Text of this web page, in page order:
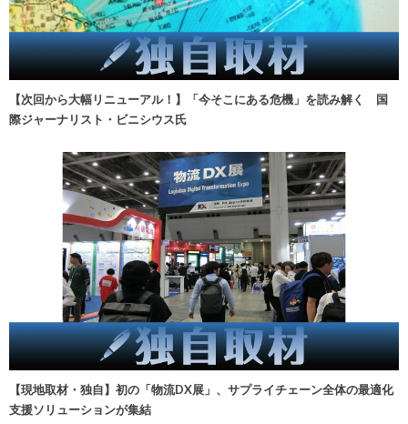
【次回から大幅リニューアル！】「今そこにある危機」を読み解く 国
際ジャーナリスト・ビニシウス氏
【現地取材・独自】初の「物流DX展」、サプライチェーン全体の最適化
支援ソリューションが集結